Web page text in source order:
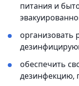
питания и
организовать
обеспечить
дезинфекцию,